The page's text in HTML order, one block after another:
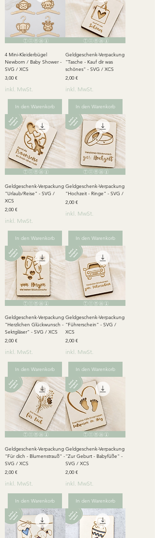
4 Mini-Kleiderbügel
Newborn / Baby Shower -
SVG / XCS
Preis
3,00 €
inkl. MwSt.
In den Warenkorb
Geldgeschenk-Verpackung
"Tasche - Kauf dir was
schönes" - SVG / XCS
Preis
2,00 €
inkl. MwSt.
In den Warenkorb
Geldgeschenk-Verpackung
"Urlaub/Reise" - SVG /
XCS
Preis
2,00 €
inkl. MwSt.
In den Warenkorb
Geldgeschenk-Verpackung
"Hochzeit - Ringe" - SVG /
Preis
2,00 €
inkl. MwSt.
In den Warenkorb
Geldgeschenk-Verpackung
"Herzlichen Glückwunsch -
Sektgläser" - SVG / XCS
Preis
2,00 €
inkl. MwSt.
In den Warenkorb
Geldgeschenk-Verpackung
"Führerschein" - SVG /
XCS
Preis
2,00 €
inkl. MwSt.
In den Warenkorb
Geldgeschenk-Verpackung
"Für dich - Blumenstrauß" -
SVG / XCS
Preis
2,00 €
inkl. MwSt.
In den Warenkorb
Geldgeschenk-Verpackung
"Zur Geburt - Babyfüße" -
SVG / XCS
Preis
2,00 €
inkl. MwSt.
In den Warenkorb